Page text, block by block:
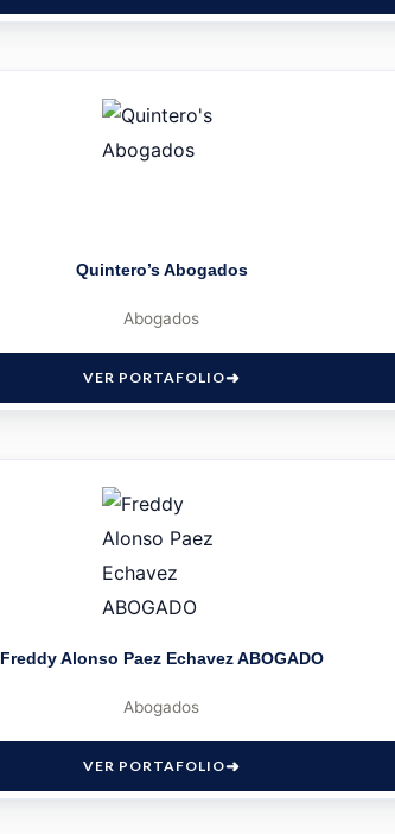
Quintero’s Abogados
Abogados
VER PORTAFOLIO
Freddy Alonso Paez Echavez ABOGADO
Abogados
VER PORTAFOLIO